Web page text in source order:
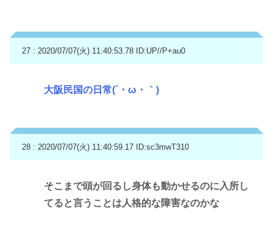
27 : 2020/07/07(火) 11:40:53.78 ID:UP//P+au0
大阪民国の日常(´・ω・｀)
28 : 2020/07/07(火) 11:40:59.17 ID:sc3mwT310
そこまで頭が回るし身体も動かせるのに入所し
てると言うことは人格的な障害なのかな